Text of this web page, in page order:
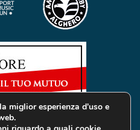
miglior esperienza d'uso e